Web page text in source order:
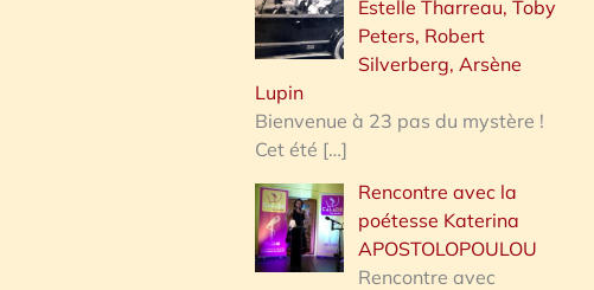
Estelle Tharreau, Toby
Peters, Robert
Silverberg, Arsène
Lupin
Bienvenue à 23 pas du mystère !
Cet été […]
Rencontre avec la
poétesse Katerina
APOSTOLOPOULOU
Rencontre avec